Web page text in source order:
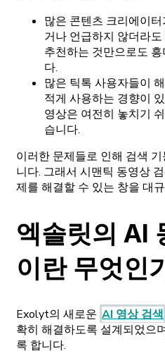
많은 콘텐츠 크리에이
거나 언급하지 않더라
추천하는 것만으로도
다.
많은 틱톡 사용자들이
적게 사용하는 경향이
영상은 여전히 놓치기
습니다.
이러한 문제들로 인해 검색
니다. 그래서 시맨틱 동영상
제를 해결할 수 있는 창을 대
엑솔릿의 AI
이란 무엇인
Exolyt의 새로운 AI 영상 검색
확히 해결하도록 설계되었으
록 합니다.